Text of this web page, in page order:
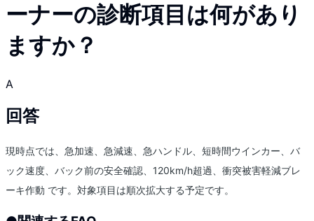
ーナーの診断項目は何があり
ますか？
A
回答
現時点では、急加速、急減速、急ハンドル、短時間ウインカー、バ
ック速度、バック前の安全確認、120km/h超過、衝突被害軽減ブレ
ーキ作動 です。対象項目は順次拡大する予定です。